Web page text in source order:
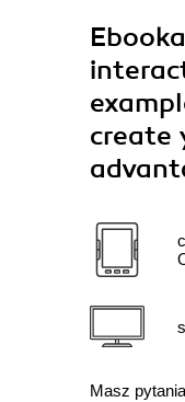
Ebooka
create
Masz